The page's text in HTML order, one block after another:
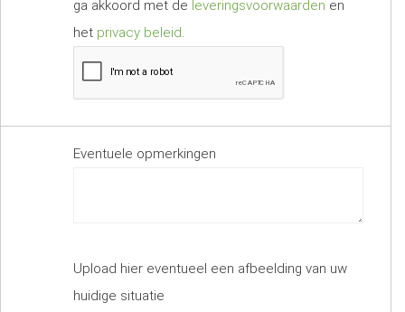
ga akkoord met de leveringsvoorwaarden en
het privacy beleid.
Eventuele opmerkingen
Upload hier eventueel een afbeelding van uw
huidige situatie